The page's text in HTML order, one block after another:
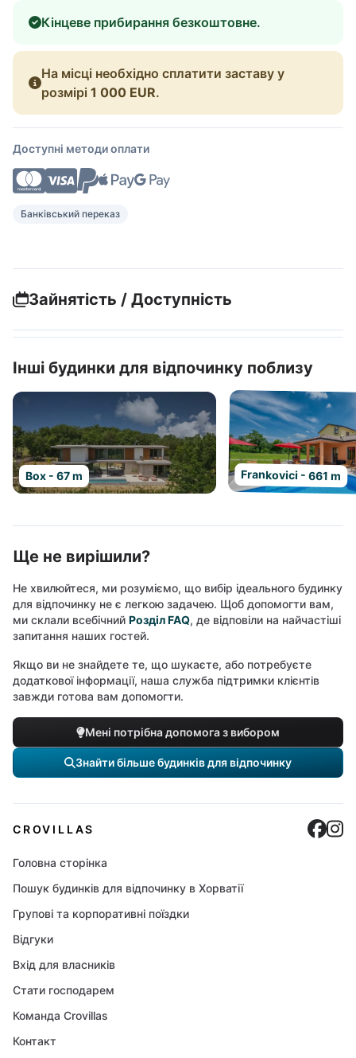
Кінцеве прибирання безкоштовне.
На місці необхідно сплатити заставу у
розмірі 1 000 EUR.
Доступні методи оплати
Банківський переказ
Зайнятість / Доступність
Інші будинки для відпочинку поблизу
Box - 67 m Frankovici - 661 m
Ще не вирішили?
Не хвилюйтеся, ми розуміємо, що вибір ідеального будинку
для відпочинку не є легкою задачею. Щоб допомогти вам,
ми склали всебічний Розділ FAQ, де відповіли на найчастіші
запитання наших гостей.
Якщо ви не знайдете те, що шукаєте, або потребуєте
додаткової інформації, наша служба підтримки клієнтів
завжди готова вам допомогти.
Мені потрібна допомога з вибором
Знайти більше будинків для відпочинку
CROVILLAS
Головна сторінка
Пошук будинків для відпочинку в Хорватії
Групові та корпоративні поїздки
Відгуки
Вхід для власників
Стати господарем
Команда Crovillas
Контакт